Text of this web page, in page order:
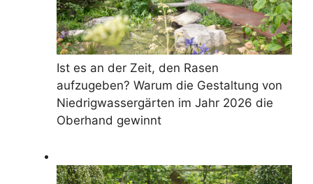
Ist es an der Zeit, den Rasen
aufzugeben? Warum die Gestaltung von
Niedrigwassergärten im Jahr 2026 die
Oberhand gewinnt